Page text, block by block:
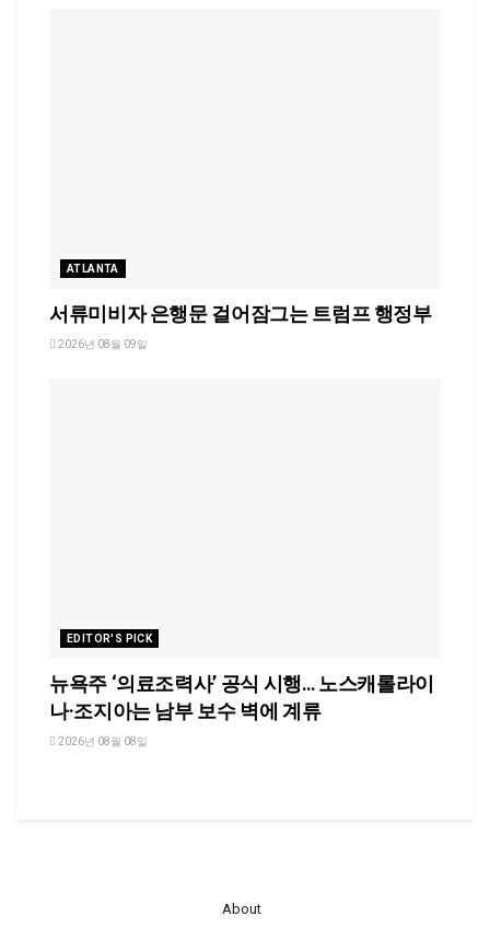
ATLANTA
서류미비자 은행문 걸어잠그는 트럼프 행정부
2026년 08월 09일
EDITOR'S PICK
뉴욕주 ‘의료조력사’ 공식 시행… 노스캐롤라이
나·조지아는 남부 보수 벽에 계류
2026년 08월 08일
About